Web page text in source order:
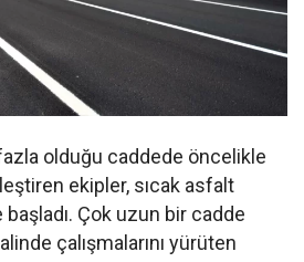
olduğu caddede öncelikle
ekipler, sıcak asfalt
Çok uzun bir cadde
çalışmalarını yürüten